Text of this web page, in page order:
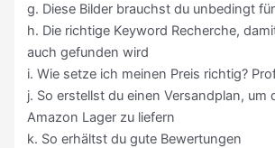
g. Diese Bilder brauchst du unbedingt
h. Die richtige Keyword Recherche,
auch gefunden wird
i. Wie setze ich meinen Preis richtig?
j. So erstellst du einen Versandplan, um
Amazon Lager zu liefern
k. So erhältst du gute Bewertungen